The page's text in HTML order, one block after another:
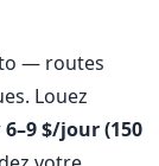
— routes
Louez
6–9 $/jour (150